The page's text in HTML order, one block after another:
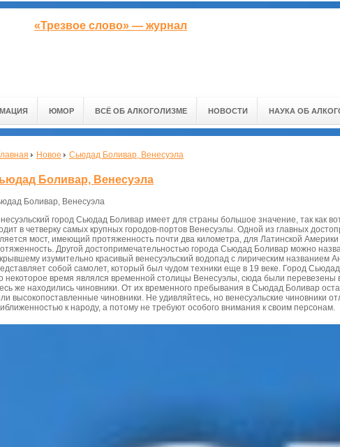
«Трезвое слово» — журнал
ЮМОР ВСЁ ОБ АЛКОГОЛИЗМЕ НОВОСТИ НАУКА ОБ
Новое Сьюдад Боливар, Венесуэла
Боливар, Венесуэла
Боливар, Венесуэла
город Сьюдад Боливар имеет для страны большое значение, так как
в четверку самых крупных городов-портов Венесуэлы. Одной из главных
мост, имеющий протяженность почти два километра, для Латинской
Другой достопримечательностью города Сьюдад Боливар можно
изумительно красивый венесуэльский водопад с лирическим названием
собой самолет, который был чудом техники еще в 19 веке. Город
некоторое время являлся временной столицы Венесуэлы, сюда были перевезены
же находились чиновники. От их временного пребывания в Сьюдад Боливар
высокопоставленные чиновники. Не удивляйтесь, но венесуэльские чиновники
к народу, а потому не требуют особого внимания к своим персонам.